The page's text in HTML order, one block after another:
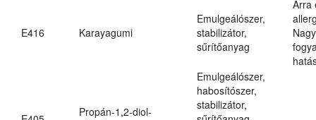
E416 Karayagumi
Emulgeálószer,
stabilizátor,
sűrítőanyag
Arra
Propán-1,2-diol-
Emulgeálószer,
habosítószer,
stabilizátor,